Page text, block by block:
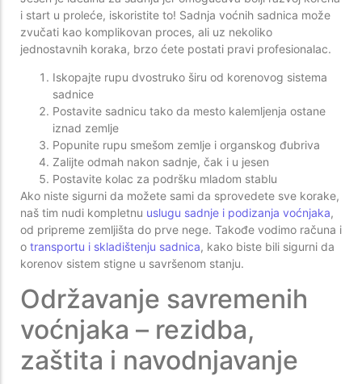
i start u proleće, iskoristite to! Sadnja voćnih sadnica može
zvučati kao komplikovan proces, ali uz nekoliko
jednostavnih koraka, brzo ćete postati pravi profesionalac.
Iskopajte rupu dvostruko širu od korenovog sistema
sadnice
Postavite sadnicu tako da mesto kalemljenja ostane
iznad zemlje
Popunite rupu smešom zemlje i organskog đubriva
Zalijte odmah nakon sadnje, čak i u jesen
Postavite kolac za podršku mladom stablu
Ako niste sigurni da možete sami da sprovedete sve korake,
naš tim nudi kompletnu uslugu sadnje i podizanja voćnjaka,
od pripreme zemljišta do prve nege. Takođe vodimo računa i
o transportu i skladištenju sadnica, kako biste bili sigurni da
korenov sistem stigne u savršenom stanju.
Održavanje savremenih
voćnjaka – rezidba,
zaštita i navodnjavanje